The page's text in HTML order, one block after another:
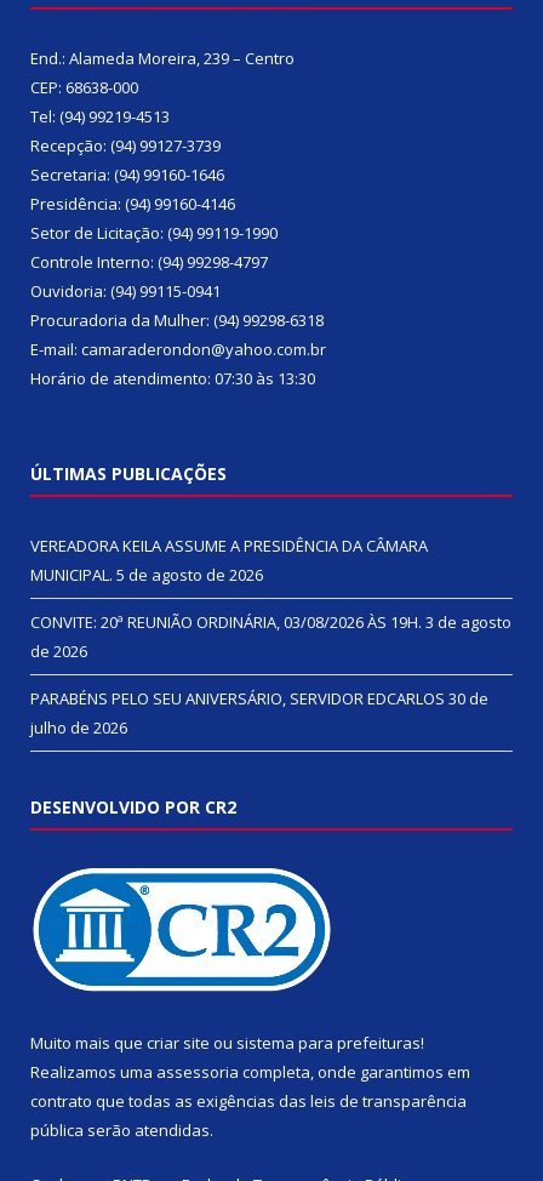
End.: Alameda Moreira, 239 – Centro
CEP: 68638-000
Tel: (94) 99219-4513
Recepção: (94) 99127-3739
Secretaria: (94) 99160-1646
Presidência: (94) 99160-4146
Setor de Licitação: (94) 99119-1990
Controle Interno: (94) 99298-4797
Ouvidoria: (94) 99115-0941
Procuradoria da Mulher: (94) 99298-6318
E-mail: camaraderondon@yahoo.com.br
Horário de atendimento: 07:30 às 13:30
ÚLTIMAS PUBLICAÇÕES
VEREADORA KEILA ASSUME A PRESIDÊNCIA DA CÂMARA
MUNICIPAL. 5 de agosto de 2026
CONVITE: 20ª REUNIÃO ORDINÁRIA, 03/08/2026 ÀS 19H. 3 de agosto
de 2026
PARABÉNS PELO SEU ANIVERSÁRIO, SERVIDOR EDCARLOS 30 de
julho de 2026
DESENVOLVIDO POR CR2
Muito mais que criar site ou sistema para prefeituras!
Realizamos uma assessoria completa, onde garantimos em
contrato que todas as exigências das leis de transparência
pública serão atendidas.